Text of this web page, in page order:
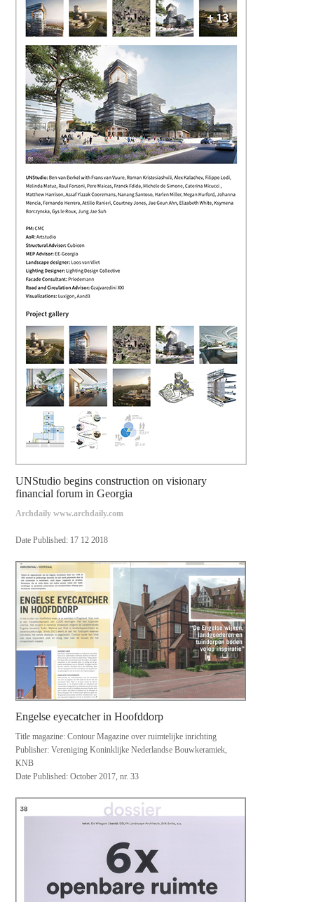
UNStudio begins construction on visionary
financial forum in Georgia
Archdaily www.archdaily.com
Date Published: 17 12 2018
Engelse eyecatcher in Hoofddorp
Title magazine: Contour Magazine over ruimtelijke inrichting
Publisher: Vereniging Koninklijke Nederlandse Bouwkeramiek,
KNB
Date Published: October 2017, nr. 33